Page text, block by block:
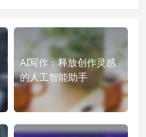
AI写作：释放创作灵感
的人工智能助手